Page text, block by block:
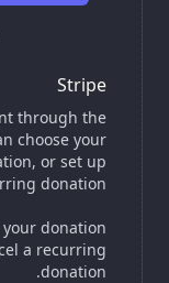
Stripe
through the
choose your
or set up
donation.
donation
a recurring
donation.